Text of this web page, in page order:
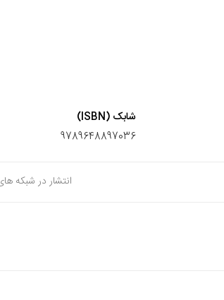
شابک (ISBN)
9789648897036
انتشار در شبکه